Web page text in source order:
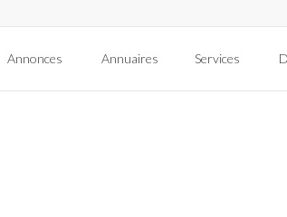
Annonces Annuaires Services